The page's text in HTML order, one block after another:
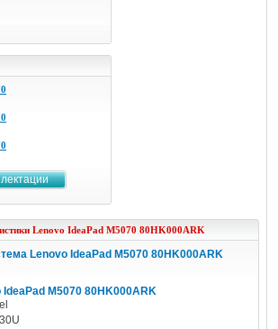
Lenovo IdeaPad M5070 80HK000ARK
Lenovo IdeaPad M5070 80HK000ARK
M5070 80HK000ARK